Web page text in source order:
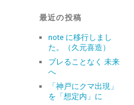
最近の投稿
note に移行しまし
た。（久元喜造）
ブレることなく 未来
へ
「神戸にクマ出現」
を「想定内」に